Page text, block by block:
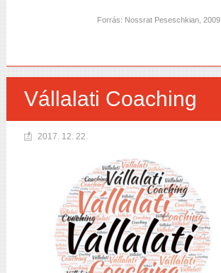
Forrás: Nossrat Peseschkian, 2009
Vállalati Coaching
2017. 12. 22.